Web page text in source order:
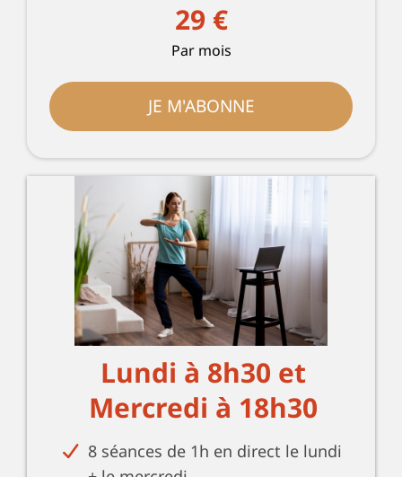
29 €
Par mois
JE M'ABONNE
Lundi à 8h30 et
Mercredi à 18h30
8 séances de 1h en direct le lundi